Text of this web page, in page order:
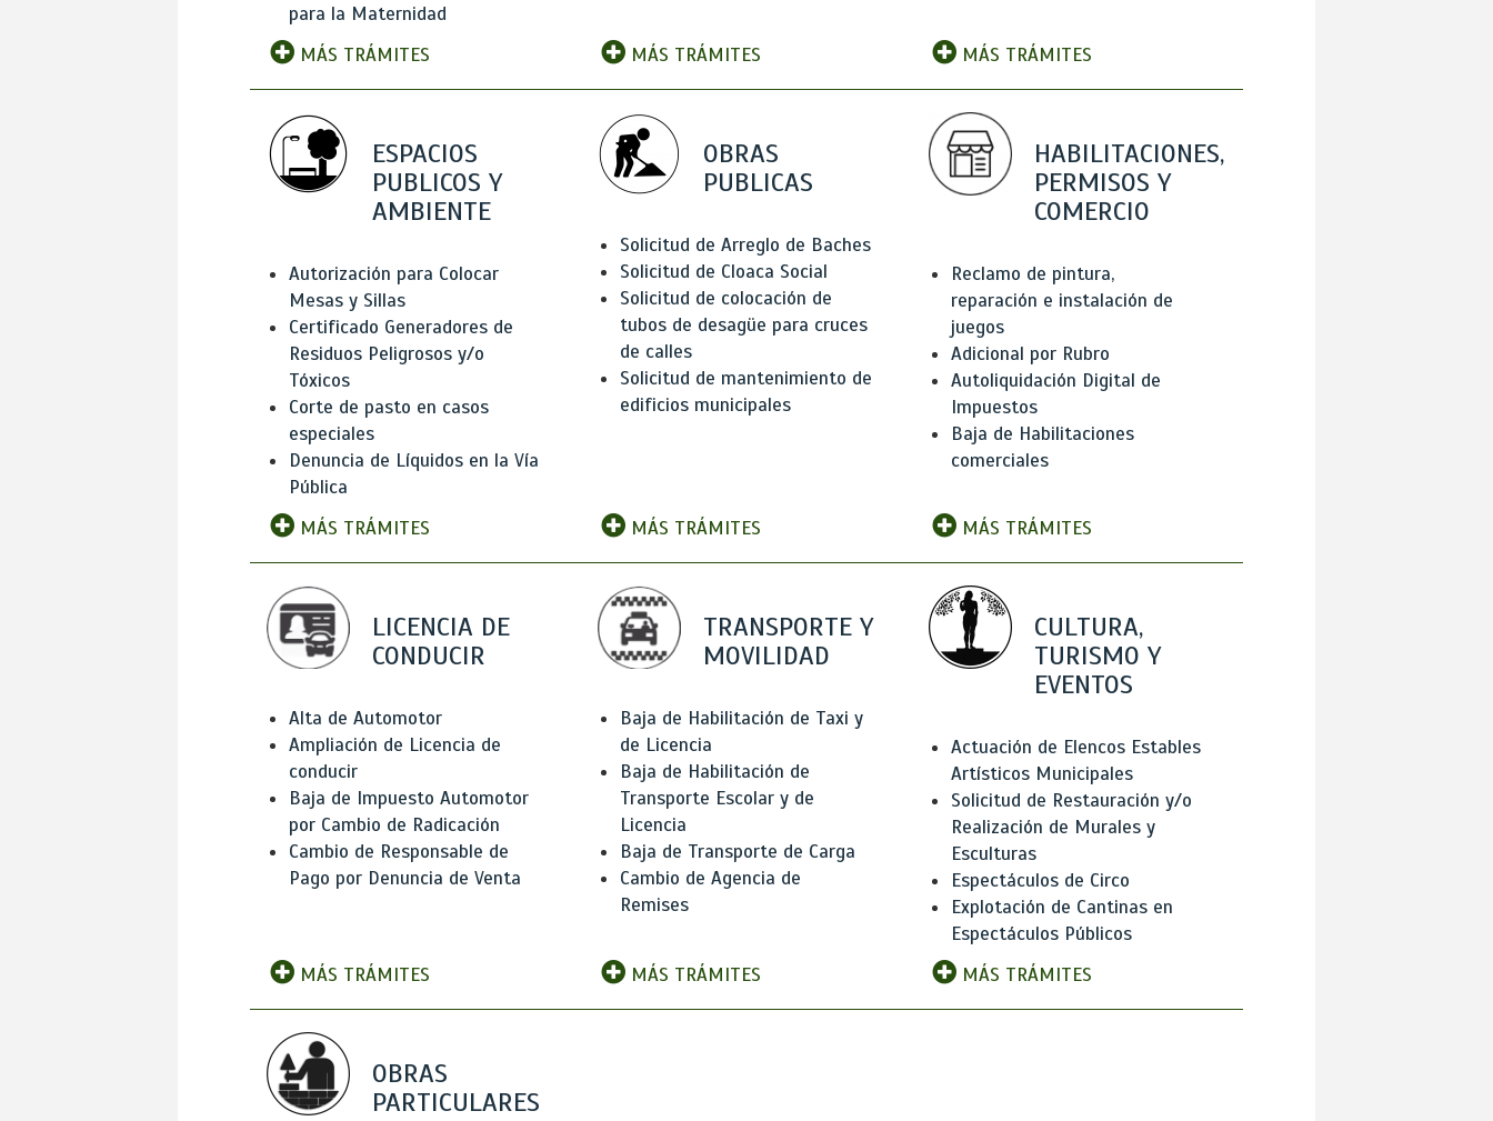
para la Maternidad
MÁS TRÁMITES
MÁS TRÁMITES MÁS TRÁMITES
ESPACIOS
PUBLICOS Y
AMBIENTE
Autorización para Colocar
Mesas y Sillas
Certificado Generadores de
Residuos Peligrosos y/o
Tóxicos
Corte de pasto en casos
especiales
Denuncia de Líquidos en la Vía
Pública
MÁS TRÁMITES
OBRAS
PUBLICAS
Solicitud de Arreglo de Baches
Solicitud de Cloaca Social
Solicitud de colocación de
tubos de desagüe para cruces
de calles
Solicitud de mantenimiento de
edificios municipales
MÁS TRÁMITES
HABILITACIONES,
PERMISOS Y
COMERCIO
Reclamo de pintura,
reparación e instalación de
juegos
Adicional por Rubro
Autoliquidación Digital de
Impuestos
Baja de Habilitaciones
comerciales
MÁS TRÁMITES
LICENCIA DE
CONDUCIR
Alta de Automotor
Ampliación de Licencia de
conducir
Baja de Impuesto Automotor
por Cambio de Radicación
Cambio de Responsable de
Pago por Denuncia de Venta
MÁS TRÁMITES
TRANSPORTE Y
MOVILIDAD
Baja de Habilitación de Taxi y
de Licencia
Baja de Habilitación de
Transporte Escolar y de
Licencia
Baja de Transporte de Carga
Cambio de Agencia de
Remises
MÁS TRÁMITES
CULTURA,
TURISMO Y
EVENTOS
Actuación de Elencos Estables
Artísticos Municipales
Solicitud de Restauración y/o
Realización de Murales y
Esculturas
Espectáculos de Circo
Explotación de Cantinas en
Espectáculos Públicos
MÁS TRÁMITES
OBRAS
PARTICULARES